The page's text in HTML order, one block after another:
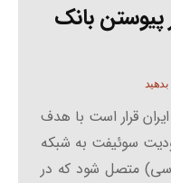
پیوستن بانک
ایران قرار است با هدف
سوئیفت به شبکه
متصل شود که در